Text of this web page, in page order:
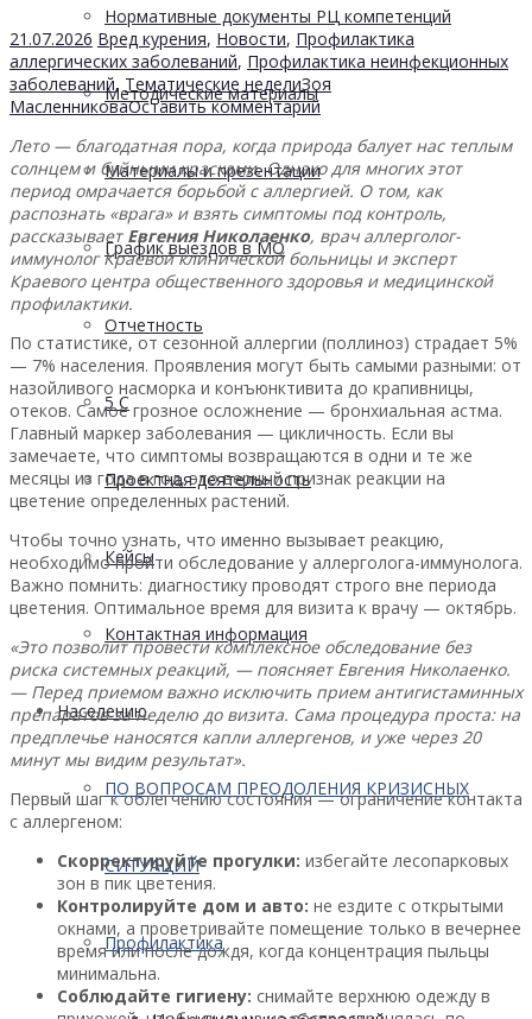
Нормативные документы РЦ компетенций
Методические материалы
Материалы и презентации
График выездов в МО
Отчетность
5 С
Проектная деятельность
Кейсы
Контактная информация
Населению
ПО ВОПРОСАМ ПРЕОДОЛЕНИЯ КРИЗИСНЫХ
СИТУАЦИЙ
Профилактика
21.07.2026 Вред курения, Новости, Профилактика
аллергических заболеваний, Профилактика неинфекционных
заболеваний, Тематические неделиЗоя
МасленниковаОставить комментарий
Лето — благодатная пора, когда природа балует нас теплым
солнцем и буйными красками. Однако для многих этот
период омрачается борьбой с аллергией. О том, как
распознать «врага» и взять симптомы под контроль,
рассказывает Евгения Николаенко, врач аллерголог-
иммунолог Краевой клинической больницы и эксперт
Краевого центра общественного здоровья и медицинской
профилактики.
По статистике, от сезонной аллергии (поллиноз) страдает 5%
— 7% населения. Проявления могут быть самыми разными: от
назойливого насморка и конъюнктивита до крапивницы,
отеков. Самое грозное осложнение — бронхиальная астма.
Главный маркер заболевания — цикличность. Если вы
замечаете, что симптомы возвращаются в одни и те же
месяцы из года в год, это верный признак реакции на
цветение определенных растений.
Чтобы точно узнать, что именно вызывает реакцию,
необходимо пройти обследование у аллерголога-иммунолога.
Важно помнить: диагностику проводят строго вне периода
цветения. Оптимальное время для визита к врачу — октябрь.
«Это позволит провести комплексное обследование без
риска системных реакций, — поясняет Евгения Николаенко.
— Перед приемом важно исключить прием антигистаминных
препаратов за неделю до визита. Сама процедура проста: на
предплечье наносятся капли аллергенов, и уже через 20
минут мы видим результат».
Первый шаг к облегчению состояния — ограничение контакта
с аллергеном:
Скорректируйте прогулки: избегайте лесопарковых
зон в пик цветения.
Контролируйте дом и авто: не ездите с открытыми
окнами, а проветривайте помещение только в вечернее
время или после дождя, когда концентрация пыльцы
минимальна.
Соблюдайте гигиену: снимайте верхнюю одежду в